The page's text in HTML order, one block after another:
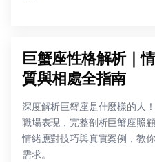
巨蟹座性格解析｜
質與相處全指南
深度解析巨蟹座是什麼樣的人
職場表現，完整剖析巨蟹座照
情緒應對技巧與真實案例，教
需求。